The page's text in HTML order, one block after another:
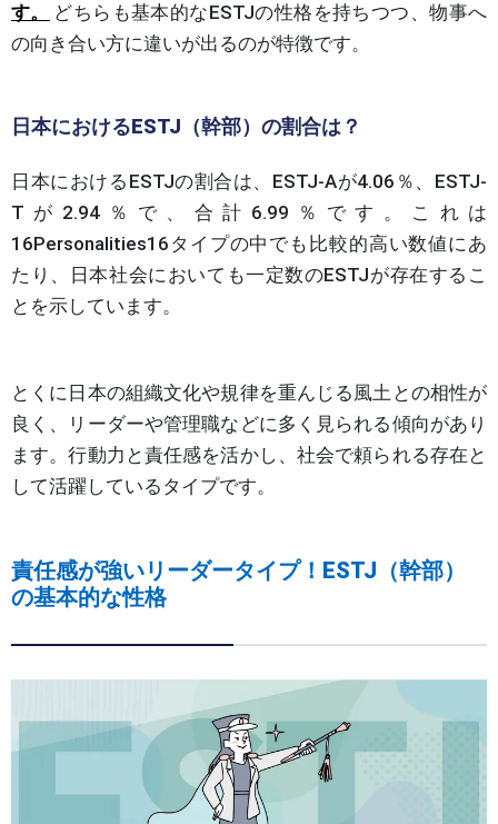
す。
どちらも基本的なESTJの性格を持ちつつ、物事へ
の向き合い方に違いが出るのが特徴です。
日本におけるESTJ（幹部）の割合は？
日本におけるESTJの割合は、ESTJ-Aが4.06％、ESTJ-
Tが2.94％で、合計6.99％です。これは
16Personalities16タイプの中でも比較的高い数値にあ
たり、日本社会においても一定数のESTJが存在するこ
とを示しています。
とくに日本の組織文化や規律を重んじる風土との相性が
良く、リーダーや管理職などに多く見られる傾向があり
ます。行動力と責任感を活かし、社会で頼られる存在と
して活躍しているタイプです。
責任感が強いリーダータイプ！ESTJ（幹部）
の基本的な性格